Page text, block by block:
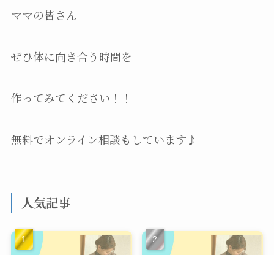
ママの皆さん
ぜひ体に向き合う時間を
作ってみてください！！
無料でオンライン相談もしています♪
人気記事